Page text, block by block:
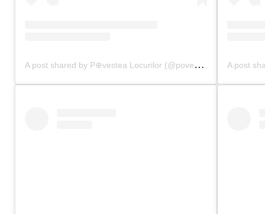
A
post shared by P⊕vestea Locurilor (@povestealocurilor) on